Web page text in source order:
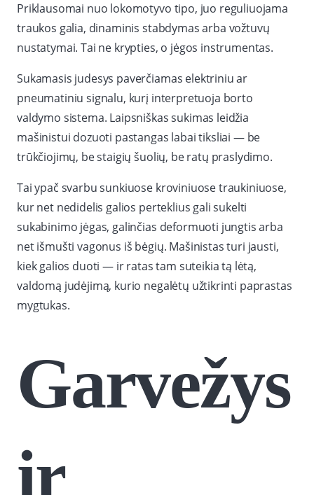
Priklausomai nuo lokomotyvo tipo, juo reguliuojama
traukos galia, dinaminis stabdymas arba vožtuvų
nustatymai. Tai ne krypties, o jėgos instrumentas.
Sukamasis judesys paverčiamas elektriniu ar
pneumatiniu signalu, kurį interpretuoja borto
valdymo sistema. Laipsniškas sukimas leidžia
mašinistui dozuoti pastangas labai tiksliai — be
trūkčiojimų, be staigių šuolių, be ratų praslydimo.
Tai ypač svarbu sunkiuose kroviniuose traukiniuose,
kur net nedidelis galios perteklius gali sukelti
sukabinimo jėgas, galinčias deformuoti jungtis arba
net išmušti vagonus iš bėgių. Mašinistas turi jausti,
kiek galios duoti — ir ratas tam suteikia tą lėtą,
valdomą judėjimą, kurio negalėtų užtikrinti paprastas
mygtukas.
Garvežys
ir